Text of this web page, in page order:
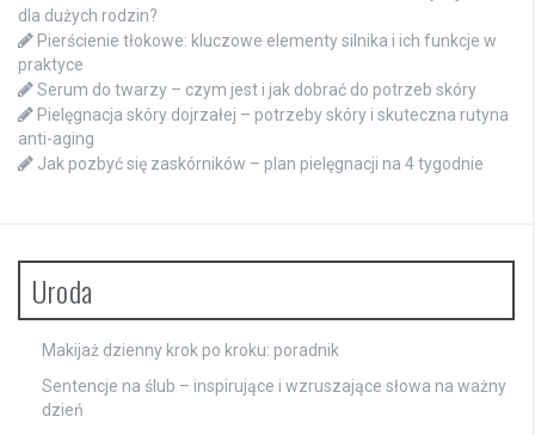
dla dużych rodzin?
Pierścienie tłokowe: kluczowe elementy silnika i ich funkcje w
praktyce
Serum do twarzy – czym jest i jak dobrać do potrzeb skóry
Pielęgnacja skóry dojrzałej – potrzeby skóry i skuteczna rutyna
anti-aging
Jak pozbyć się zaskórników – plan pielęgnacji na 4 tygodnie
Uroda
Makijaż dzienny krok po kroku: poradnik
Sentencje na ślub – inspirujące i wzruszające słowa na ważny
dzień